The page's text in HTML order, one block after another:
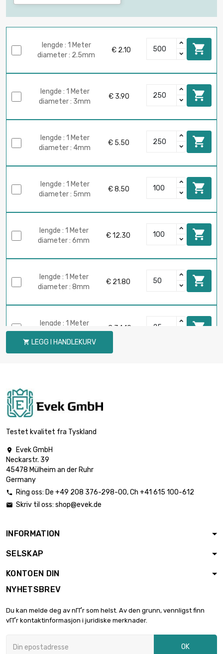
lengde : 1 Meter
diameter : 2.5mm
€ 2.10 
lengde : 1 Meter
diameter : 3mm
€ 3.90 
lengde : 1 Meter
diameter : 4mm
€ 5.50 
lengde : 1 Meter
diameter : 5mm
€ 8.50 
lengde : 1 Meter
diameter : 6mm
€ 12.30 
lengde : 1 Meter
diameter : 8mm
€ 21.80 
lengde : 1 Meter
diameter : 10mm
€ 34.10 
lengde : 1 Meter
diameter : 15mm
lengde : 1 Meter
lengde : 1 Meter
diameter : 18mm
€ 60.30 
lengde : 1 Meter
 LEGG I HANDLEKURV
Testet kvalitet fra Tyskland

Evek GmbH
Neckarstr. 39
45478 Mülheim an der Ruhr
Germany
 Ring oss: De +49 208 376-298-00, Ch +41 615 100-612
 Skriv til oss: shop@evek.de
INFORMATION
SELSKAP
KONTOEN DIN
NYHETSBREV
Du kan melde deg av nГҐr som helst. Av den grunn, vennligst finn
vГҐr kontaktinformasjon i juridiske merknader.
OK